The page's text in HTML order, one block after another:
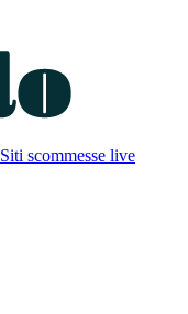
Siti scommesse live